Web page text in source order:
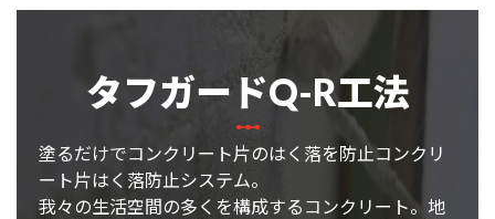
タフガードQ-R工法
塗るだけでコンクリート片のはく落を防止コンクリ
ート片はく落防止システム。
我々の生活空間の多くを構成するコンクリート。地